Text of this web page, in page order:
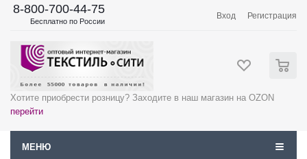
8-800-700-44-75
Бесплатно по России
Вход Регистрация
Хотите приобрести розницу? Заходите в наш магазин на OZON
перейти
МЕНЮ